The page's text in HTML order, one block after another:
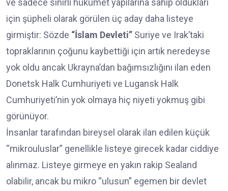
için şüpheli olarak görülen üç aday daha listeye
girmiştir: Sözde “İslam Devleti” Suriye ve Irak’taki
topraklarının çoğunu kaybettiği için artık neredeyse
yok oldu ancak Ukrayna’dan bağımsızlığını ilan eden
Donetsk Halk Cumhuriyeti ve Lugansk Halk
Cumhuriyeti’nin yok olmaya hiç niyeti yokmuş gibi
görünüyor.
İnsanlar tarafından bireysel olarak ilan edilen küçük
“mikrouluslar” genellikle listeye girecek kadar ciddiye
alınmaz. Listeye girmeye en yakın rakip Sealand
olabilir, ancak bu mikro “ulusun” egemen bir devlet